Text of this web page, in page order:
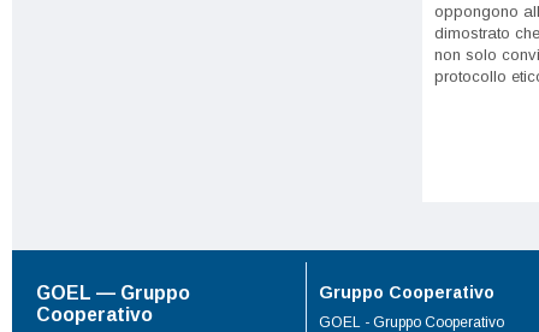
oppongono
dimostrato
non solo
protocollo
GOEL — Gruppo
Cooperativo
Gruppo Cooperativo
GOEL - Gruppo Cooperativo